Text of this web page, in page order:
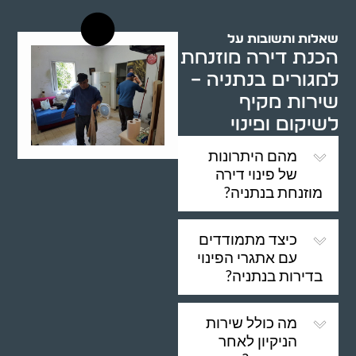
שאלות ותשובות על
הכנת דירה מוזנחת
למגורים בנתניה –
שירות מקיף
לשיקום ופינוי
מהם היתרונות
של פינוי דירה
מוזנחת בנתניה?
כיצד מתמודדים
עם אתגרי הפינוי
בדירות בנתניה?
מה כולל שירות
הניקיון לאחר